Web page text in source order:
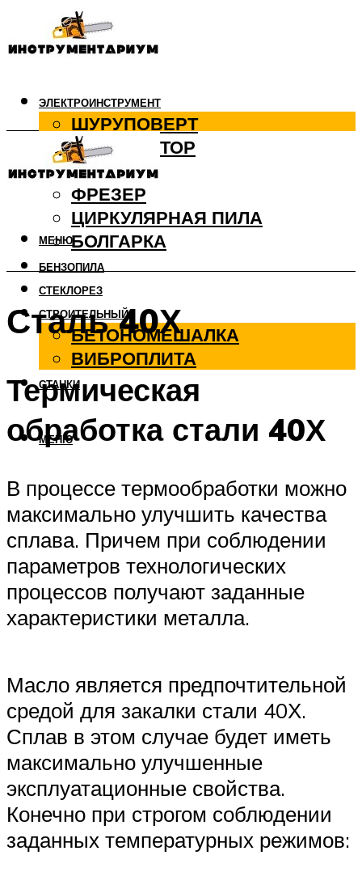
ЭЛЕКТРОИНСТРУМЕНТ
ШУРУПОВЕРТ
ПЕРФОРАТОР
ДРЕЛЬ
ФРЕЗЕР
ЦИРКУЛЯРНАЯ ПИЛА
БОЛГАРКА
БЕНЗОПИЛА
СТЕКЛОРЕЗ
СТРОИТЕЛЬНЫЙ
БЕТОНОМЕШАЛКА
ВИБРОПЛИТА
СТАНКИ
МЕНЮ
МЕНЮ
Сталь 40Х
Термическая
обработка стали 40Х
В процессе термообработки можно
максимально улучшить качества
сплава. Причем при соблюдении
параметров технологических
процессов получают заданные
характеристики металла.
Масло является предпочтительной
средой для закалки стали 40Х.
Сплав в этом случае будет иметь
максимально улучшенные
эксплуатационные свойства.
Конечно при строгом соблюдении
заданных температурных режимов: